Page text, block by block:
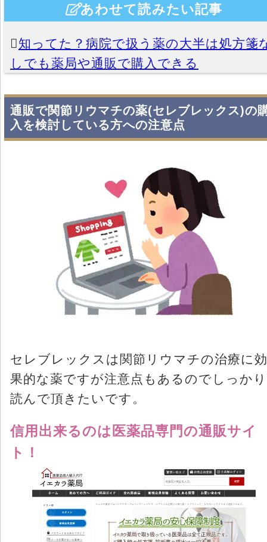
あわせて読みたい記事
知ってた？病院で扱う薬の大半は処方箋
しでも薬局や通販で購入できる
通販で関節リウマチの薬(セレブレックス)の
入を検討している方への注意点
セレブレックスは関節リウマチの治療に効
果的な薬ですが注意点もあるのでしっかり
読んで頂きたいです。
信用出来るのは医薬品専門の通販サイ
ト！